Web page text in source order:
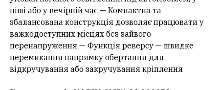
ніші або у вечірній час — Компактна та
збалансована конструкція дозволяє працювати у
важкодоступних місцях без зайвого
перенапруження — Функція реверсу — швидке
перемикання напрямку обертання для
відкручування або закручування кріплення